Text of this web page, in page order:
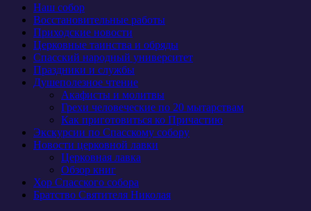
Наш собор
Восстановительные работы
Приходские новости
Церковные таинства и обряды
Спасский народный университет
Праздники и службы
Душеполезное чтение
Акафисты и молитвы
Грехи человеческие по 20 мытарствам
Как приготовиться ко Причастию
Экскурсии по Спасскому собору
Новости церковной лавки
Церковная лавка
Обзор книг
Хор Спасского собора
Братство Святителя Николая